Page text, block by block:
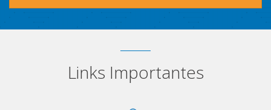
Links Importantes